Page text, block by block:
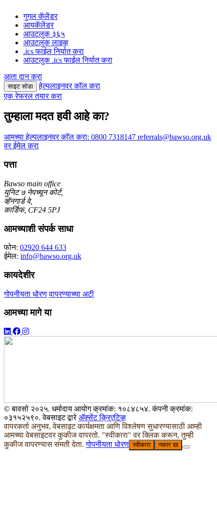
गुगल कॅलेंडर
आयकॅलेंडर
आउटलुक ३६५
आउटलुक लाइव्ह
.ics फाईल निर्यात करा
आउटलुक .ics फाईल निर्यात करा
आता दान करा
साइट सोडा
हेल्पलाइनवर कॉल करा
एक रेफरल तयार करा
तुम्हाला मदत हवी आहे का?
आमच्या हेल्पलाइनवर कॉल करा: 0800 7318147 referrals@bawso.org.uk
वर ईमेल करा
पत्ता
Bawso main office
युनिट ७ नेपच्यून कोर्ट,
व्हॅनगार्ड वे,
कार्डिफ, CF24 5PJ
आमच्याशी संपर्क साधा
फोन: 02920 644 633
ईमेल: info@bawso.org.uk
कायदेशीर
गोपनीयता धोरण वापरण्याच्या अटी
आमच्या मागे या
© बावसो २०२५. धर्मादाय आयोग क्रमांक: १०८४८५४. कंपनी क्रमांक:
०३१५२५९०. वेबसाइट द्वारेअ‍ॅक्सेंट क्रिएटिव्ह
वापरकर्ता अनुभव, वेबसाइट कार्यक्षमता आणि विश्लेषण सुधारण्यासाठी आम्ही
आमच्या वेबसाइटवर कुकीज वापरतो. "स्वीकारा" वर क्लिक करून, तुम्ही
कुकीज वापरण्यास संमती देता.गोपनीयता धोरण स्वीकारा नकार द्या